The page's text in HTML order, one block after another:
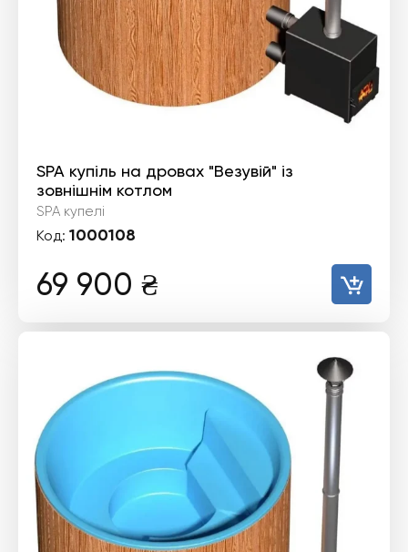
SPA купіль на дровах "Везувій" із
зовнішнім котлом
SPA купелі
Код: 1000108
69 900 ₴